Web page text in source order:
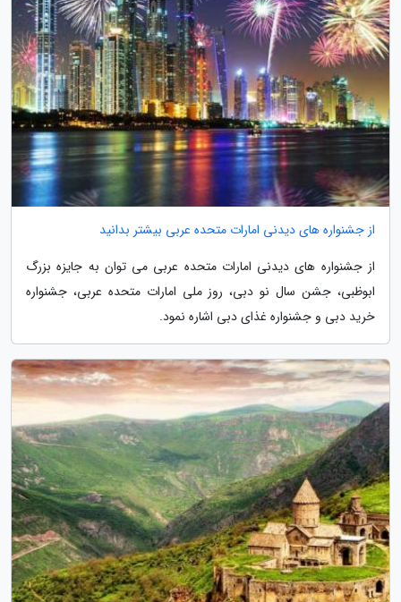
از جشنواره های دیدنی امارات متحده عربی بیشتر بدانید
از جشنواره های دیدنی امارات متحده عربی می توان به جایزه بزرگ
ابوظبی، جشن سال نو دبی، روز ملی امارات متحده عربی، جشنواره
خرید دبی و جشنواره غذای دبی اشاره نمود.